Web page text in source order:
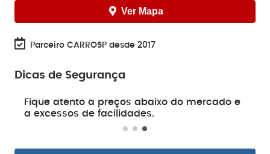
Ver Mapa
Parceiro CARROSP desde 2017
Dicas de Segurança
Fique atento a preços abaixo do mercado e
a excessos de facilidades.